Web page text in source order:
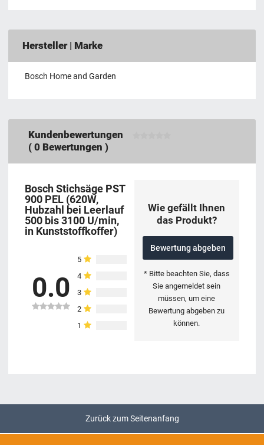
Hersteller | Marke
Bosch Home and Garden
Kundenbewertungen
( 0 Bewertungen )
Bosch Stichsäge PST
900 PEL (620W,
Hubzahl bei Leerlauf
500 bis 3100 U/min,
in Kunststoffkoffer)
0.0
5
4
3
2
1
Wie gefällt Ihnen
das Produkt?
Bewertung abgeben
* Bitte beachten Sie, dass
Sie angemeldet sein
müssen, um eine
Bewertung abgeben zu
können.
Zurück zum Seitenanfang